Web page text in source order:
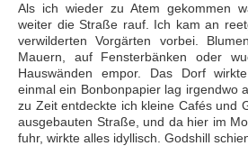
Als ich wieder zu Atem gekommen
weiter die Straße rauf. Ich kam an
verwilderten Vorgärten vorbei.
Mauern, auf Fensterbänken oder
Hauswänden empor. Das Dorf
einmal ein Bonbonpapier lag irgendwo
zu Zeit entdeckte ich kleine Cafés und
ausgebauten Straße, und da hier im
fuhr, wirkte alles idyllisch. Godshill